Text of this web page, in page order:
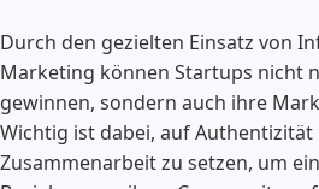
Durch den gezielten Einsatz von
Marketing können Startups nicht
gewinnen, sondern auch ihre
Wichtig ist dabei, auf
Zusammenarbeit zu setzen, um